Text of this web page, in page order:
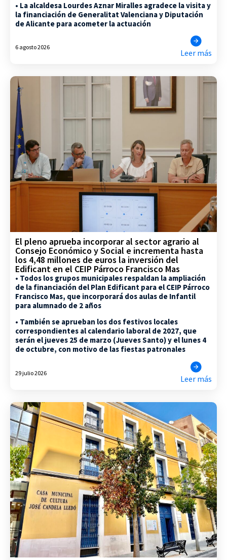
• La alcaldesa Lourdes Aznar Miralles agradece la visita y
la financiación de Generalitat Valenciana y Diputación
de Alicante para acometer la actuación
6 agosto 2026
Leer más
El pleno aprueba incorporar al sector agrario al
Consejo Económico y Social e incrementa hasta
los 4,48 millones de euros la inversión del
Edificant en el CEIP Párroco Francisco Mas
• Todos los grupos municipales respaldan la ampliación
de la financiación del Plan Edificant para el CEIP Párroco
Francisco Mas, que incorporará dos aulas de Infantil
para alumnado de 2 años
• También se aprueban los dos festivos locales
correspondientes al calendario laboral de 2027, que
serán el jueves 25 de marzo (Jueves Santo) y el lunes 4
de octubre, con motivo de las fiestas patronales
29 julio 2026
Leer más